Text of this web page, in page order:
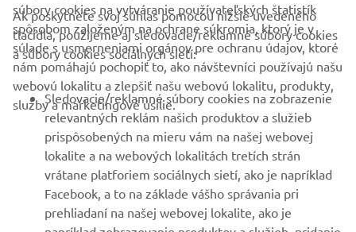
PRIHLÁSIŤ SA NA ODBER
Prečítajte si naše Zásady ochrany osobných údajov, aby ste sa
dozvedeli, ako spracovávame vaše osobné údaje:Ochrana
Osobných Údajov
Slovakia (Slovak)
súbory cookies na vytváranie používateľských štatistík
spôsobom založeným na ochrane súkromia, ktorý je v
súlade s usmerneniami orgánov pre ochranu údajov, ktoré
nám pomáhajú pochopiť to, ako návštevníci používajú našu
webovú lokalitu a zlepšiť našu webovú lokalitu, produkty,
služby a marketingové úsilie.
Ak poskytnete svoj súhlas pomocou nižšie uvedeného
tlačidla, použijeme aj sledovacie/reklamné súbory cookies
a súbory cookies sociálnych sietí:
Sledovacie/reklamné súbory cookies na zobrazenie
relevantných reklám našich produktov a služieb
prispôsobených na mieru vám na našej webovej
lokalite a na webových lokalitách tretích strán
vrátane platforiem sociálnych sietí, ako je napríklad
Facebook, a to na základe vášho správania pri
prehliadaní na našej webovej lokalite, ako je